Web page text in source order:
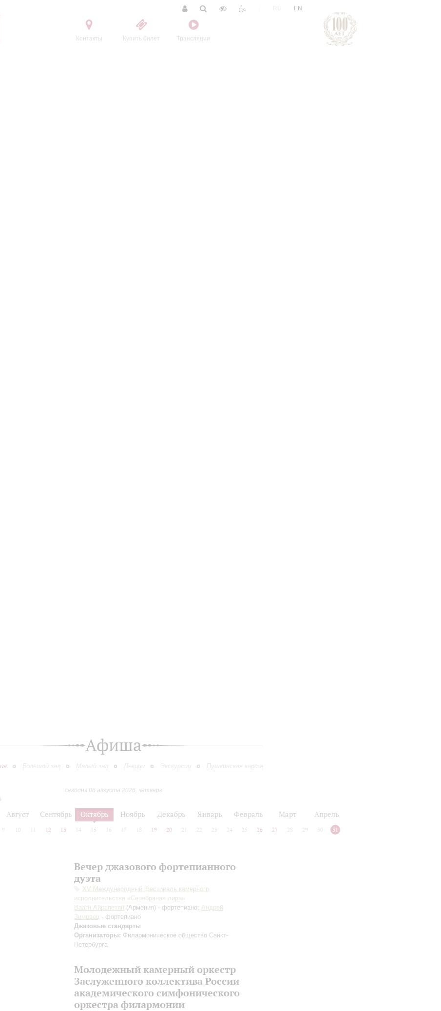
Контакты Купить билет Трансляции
EN
Афиша
Большой зал Малый зал Лекции Экскурсии Пушкинская карта
сегодня 06 августа 2026, четверг
Август Сентябрь Октябрь Ноябрь Декабрь Январь Февраль Март Апрель
9 10 12 13 14 15 16 17 18 19 20 21 22 23 24 25 26 27 28 29 30 31
Вечер джазового фортепианного
дуэта
XV Международный фестиваль камерного
исполнительства «Серебряная лира»
Ваагн Айрапетян (Армения) - фортепиано; Андрей
Зимовец - фортепиано
Джазовые стандарты
Организаторы: Филармоническое общество Санкт-
Петербурга
Молодежный камерный оркестр
Заслуженного коллектива России
академического симфонического
оркестра филармонии